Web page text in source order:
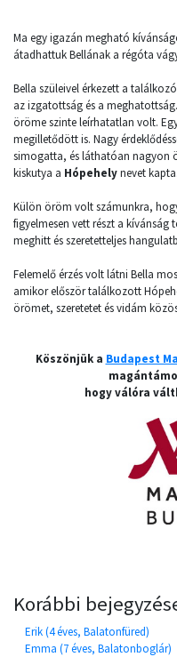
Ma egy igazán megható
átadhattuk Bellának a régóta
Bella szüleivel érkezett a
az izgatottság és a
öröme szinte leírhatatlan volt.
megilletődött is. Nagy
simogatta, és láthatóan nagyon
kiskutya a Hópehelynevet kapta.
Külön öröm volt számunkra,
figyelmesen vett részt a kívánság
meghitt és szeretetteljes
Felemelő érzés volt látni Bella
amikor először találkozott
örömet, szeretetet és vidám
Köszönjük a Budapest
hogy válóra
Korábbi
Erik (4 éves, Balatonfüred)
Emma (7 éves, Balatonboglár)